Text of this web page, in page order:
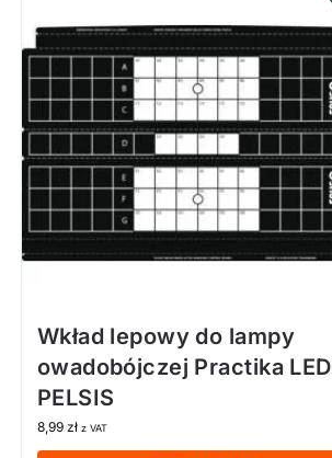
Wkład lepowy do lampy
owadobójczej Practika LED
PELSIS
8,99 zł z VAT